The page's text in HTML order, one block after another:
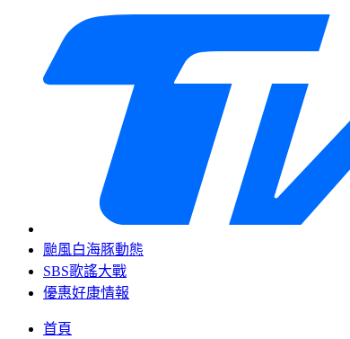
颱風白海豚動態
SBS歌謠大戰
優惠好康情報
首頁